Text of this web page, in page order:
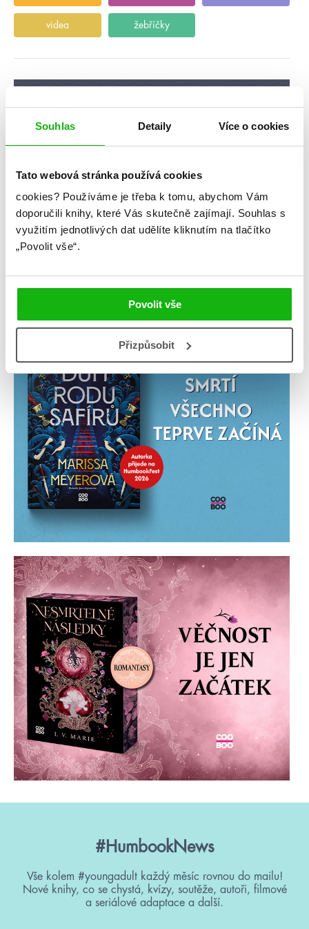
Souhlas Detaily Více o cookies
Tato webová stránka používá cookies
cookies? Používáme je třeba k tomu, abychom Vám
doporučili knihy, které Vás skutečně zajímají. Souhlas s
využitím jednotlivých dat udělíte kliknutím na tlačítko
„Povolit vše“.
Povolit vše
Přizpůsobit
videa žebříčky
#HumbookNews
Vše kolem #youngadult každý měsíc rovnou do mailu!
Nové knihy, co se chystá, kvízy, soutěže, autoři, filmové
a seriálové adaptace a další.